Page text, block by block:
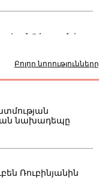
Բոլոր նորությունները
նախադեպը
Ռուբինյանին
5 հայ ըմբիշ